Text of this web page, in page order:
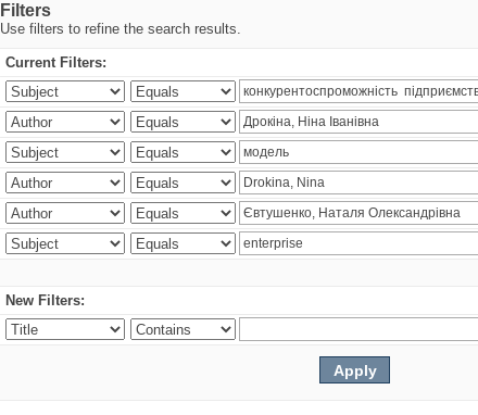
Filters
Use filters to refine the search results.
Current Filters:
New Filters: